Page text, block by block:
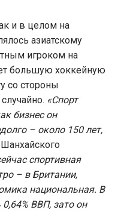
и в целом на
азиатскому
игроком на
большую хоккейную
со стороны
«Спорт
бизнес он
– около 150 лет,
спортивная
– в Британии,
национальная. В
ВВП, зато он